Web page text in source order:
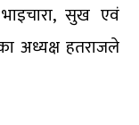
भाइचारा, सुख एवं
अध्यक्ष हतराजले